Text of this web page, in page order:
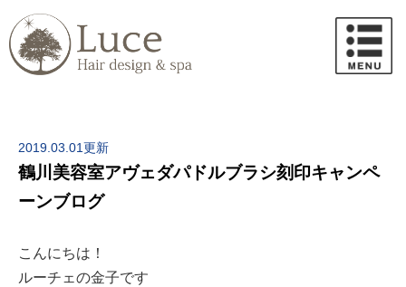
2019.03.01更新
鶴川美容室アヴェダパドルブラシ刻印キャンペ
ーンブログ
こんにちは！
ルーチェの金子です